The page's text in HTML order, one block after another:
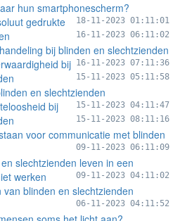
hun smartphonescherm?
18-11-2023 01:11:01
gedrukte
16-11-2023 06:11:02
bij blinden en slechtzienden
16-11-2023 07:11:36
bij
15-11-2023 05:11:58
en slechtzienden
15-11-2023 04:11:47
bij
15-11-2023 08:11:16
voor communicatie met blinden
09-11-2023 06:11:09
slechtzienden leven in een
werken
09-11-2023 04:11:02
blinden en slechtzienden
06-11-2023 04:11:52